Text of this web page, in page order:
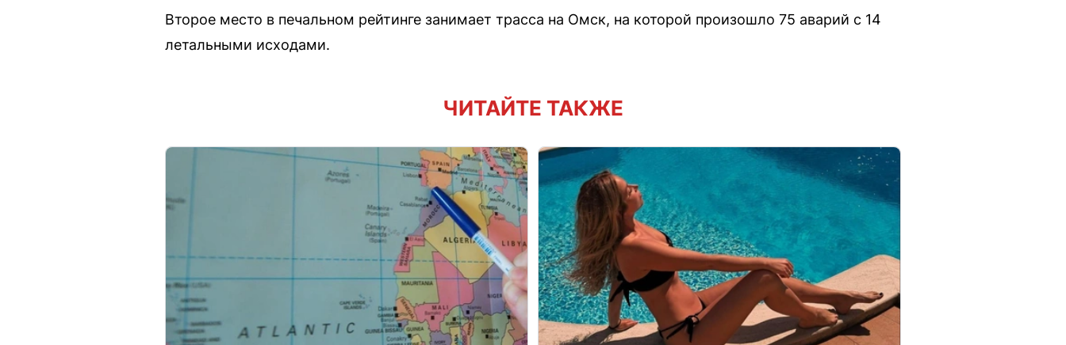
Второе место в печальном рейтинге занимает трасса на Омск, на которой произошло 75 аварий с 14
летальными исходами.
ЧИТАЙТЕ ТАКЖЕ